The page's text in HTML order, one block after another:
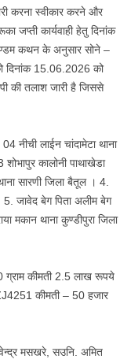
करना स्वीकार करने और
जप्ती कार्यवाही हेतु दिनांक
कथन के अनुसार सोने –
दिनांक 15.06.2026 को
की तलाश जारी है जिससे
नीची लाईन चांदामेटा थाना
कालोनी पाथाखेडा
सारणी जिला बैतूल । 4.
5. जावेद बेग पिता अलीम बेग
मकान थाना कुण्डीपुरा जिला
कीमती 2.5 लाख रूपये
कीमती – 50 हजार
मसखरे, सउनि. अमित